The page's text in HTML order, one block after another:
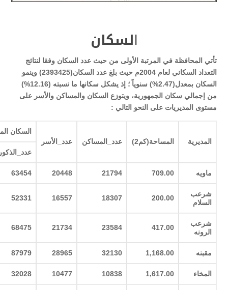
السكان
تأتي المحافظة في المرتبة الأولى من حيث عدد السكان وفقا لنتائج
التعداد السكاني لعام 2004م حيث بلغ عدد السكان(2393425) وينمو
السكان بمعدل(2.47%) سنوياً ؛ إذ يشكل سكانها ما نسبته (12.16%)
من إجمالي سكان الجمهورية، ويتوزع السكان والمساكن والأسر على
مستوى المديريات على النحو التالي :
المديرية المساحة(كم2) عدد_المساكن عدد_الأسر
السكان
ماويه 709.00
21794
20448
63454
شرعب
السلام
200.00
18307
16557
52331
شرعب
الرونه
417.00
23584
21734
68475
مقبنه 1,168.00
32130
28965
87979
المخاء 1,617.00
10838
10477
32028